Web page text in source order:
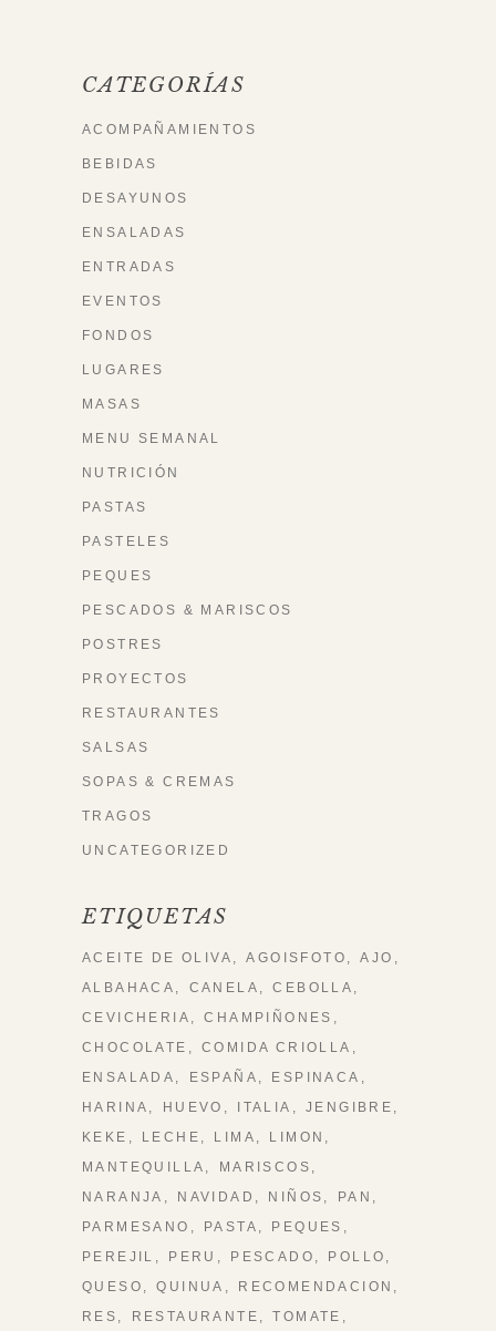
CATEGORÍAS
ACOMPAÑAMIENTOS
BEBIDAS
DESAYUNOS
ENSALADAS
ENTRADAS
EVENTOS
FONDOS
LUGARES
MASAS
MENU SEMANAL
NUTRICIÓN
PASTAS
PASTELES
PEQUES
PESCADOS & MARISCOS
POSTRES
PROYECTOS
RESTAURANTES
SALSAS
SOPAS & CREMAS
TRAGOS
UNCATEGORIZED
ETIQUETAS
ACEITE DE OLIVA AGOISFOTO
AJO
ALBAHACA
CANELA
CEBOLLA
CEVICHERIA
CHAMPIÑONES
CHOCOLATE
COMIDA CRIOLLA
ENSALADA
ESPAÑA
ESPINACA
HARINA
HUEVO ITALIA
JENGIBRE
KEKE
LECHE LIMA
LIMON
MANTEQUILLA
MARISCOS
NARANJA
NAVIDAD NIÑOS
PAN
PARMESANO
PASTA
PEQUES
PEREJIL
PERU PESCADO
POLLO
QUESO
QUINUA
RECOMENDACION
RES
RESTAURANTE TOMATE